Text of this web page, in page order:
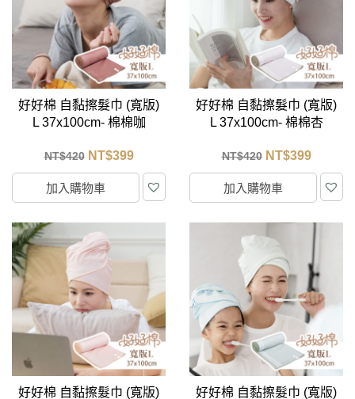
好好棉 自黏擦髮巾 (寬版)
L 37x100cm- 棉棉咖
NT$420 NT$399
加入購物車
好好棉 自黏擦髮巾 (寬版)
L 37x100cm- 棉棉杏
NT$420 NT$399
加入購物車
好好棉 自黏擦髮巾 (寬版) 好好棉 自黏擦髮巾 (寬版)